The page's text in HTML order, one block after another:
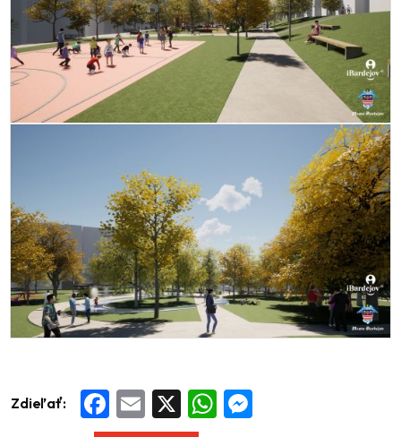
Zdieľať: Facebook
Email WhatsApp